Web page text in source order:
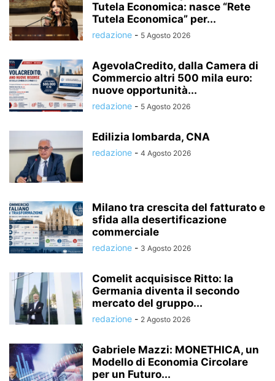
Tutela Economica: nasce “Rete
Tutela Economica” per...
redazione - 5 Agosto 2026
AgevolaCredito, dalla Camera di
Commercio altri 500 mila euro:
nuove opportunità...
redazione - 5 Agosto 2026
Edilizia lombarda, CNA
redazione - 4 Agosto 2026
Milano tra crescita del fatturato e
sfida alla desertificazione
commerciale
redazione - 3 Agosto 2026
Comelit acquisisce Ritto: la
Germania diventa il secondo
mercato del gruppo...
redazione - 2 Agosto 2026
Gabriele Mazzi: MONETHICA, un
Modello di Economia Circolare
per un Futuro...